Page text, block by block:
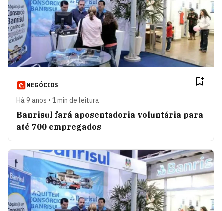
NEGÓCIOS
Há 9 anos • 1 min de leitura
Banrisul fará aposentadoria voluntária para
até 700 empregados